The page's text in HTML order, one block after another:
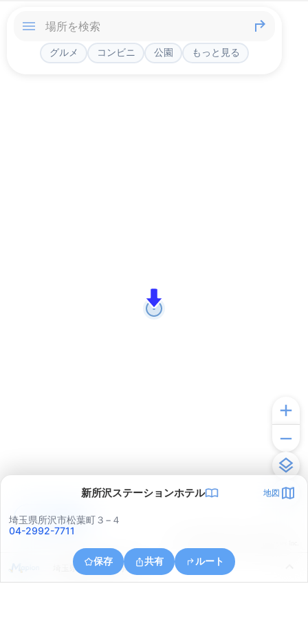
グルメ コンビニ 公園 もっと見る
新所沢ステーションホテル 地図
埼玉県所沢市松葉町３−４
04-2992-7711
保存 共有 ルート
埼玉県狭山市大字水野
アプリで見る